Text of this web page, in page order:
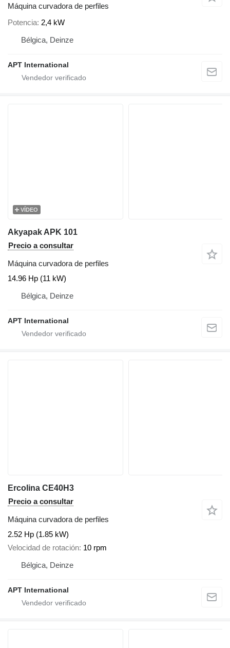
Máquina curvadora de perfiles
Potencia 2,4 kW
Bélgica, Deinze
APT International
VÍDEO
Akyapak APK 101
Precio a consultar
Máquina curvadora de perfiles
14.96 Hp (11 kW)
Bélgica, Deinze
APT International
Ercolina CE40H3
Precio a consultar
Máquina curvadora de perfiles
2.52 Hp (1.85 kW)
Velocidad de rotación 10 rpm
Bélgica, Deinze
APT International